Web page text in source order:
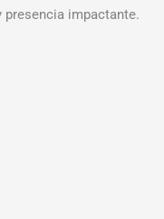
presencia impactante.